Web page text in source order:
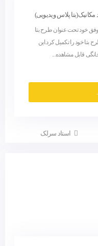
خود تحت عنوان طرح بتا
خود را تکمیل کرد.این
خانگی قابل مشاهده...
استاد سرلک